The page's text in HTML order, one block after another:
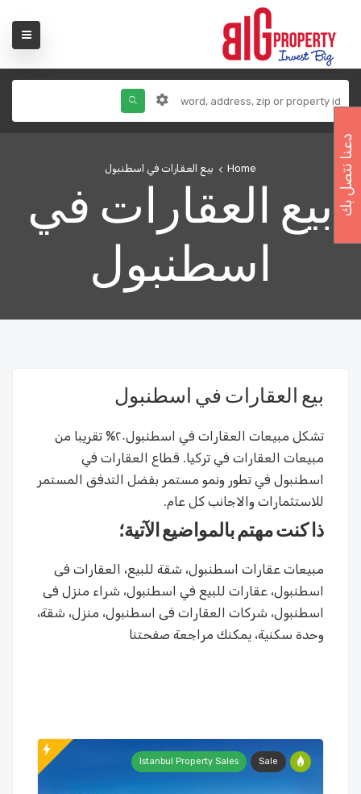
Home بيع العقارات في اسطنبول
بيع العقارات في
اسطنبول
بيع العقارات في اسطنبول
تشكل مبيعات العقارات في اسطنبول٢٠% تقريبا من
مبيعات العقارات في تركيا. قطاع العقارات في
اسطنبول في تطور ونمو مستمر بفضل التدفق المستمر
للاستثمارات والاجانب كل عام.
ذا كنت مهتم بالمواضيع الآتية؛
مبيعات عقارات اسطنبول، شقة للبيع، العقارات فى
اسطنبول، عقارات للبيع في اسطنبول، شراء منزل فى
اسطنبول، شركات العقارات فى اسطنبول، منزل، شقة،
وحدة سكنية، يمكنك مراجعة صفحتنا
Sale
Istanbul Property Sales
دعنا نتصل بك